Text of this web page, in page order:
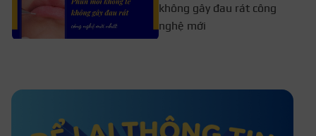
không gây đau rát công
nghệ mới
màu? Quá trình lên màu như thế